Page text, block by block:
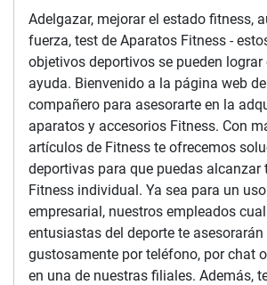
Adelgazar, mejorar el estado fitness,
fuerza, test de Aparatos Fitness -
objetivos deportivos se pueden lograr
ayuda. Bienvenido a la página web
compañero para asesorarte en la
aparatos y accesorios Fitness. Con
artículos de Fitness te ofrecemos
deportivas para que puedas alcanzar
Fitness individual. Ya sea para un
empresarial, nuestros empleados
entusiastas del deporte te
gustosamente por teléfono, por chat
en una de nuestras filiales. Además,